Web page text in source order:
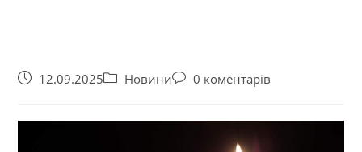
12.09.2025 Новини 0 коментарів